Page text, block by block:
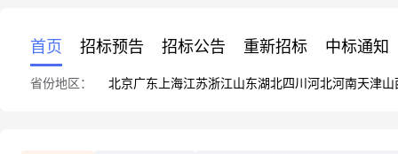
首页 招标预告 招标公告 重新招标 中标通知
省份地区： 北京广东 上海江苏浙江山东湖北四川 河北河南天津山